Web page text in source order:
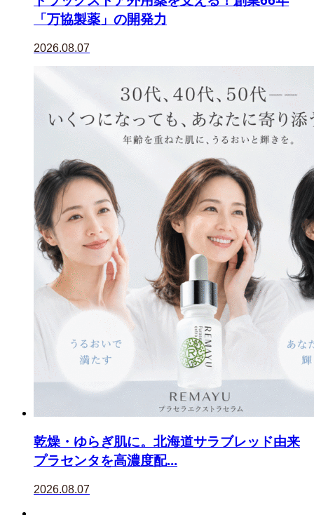
「万協製薬」の開発力
2026.08.07
乾燥・ゆらぎ肌に。北海道サラブレッド由来
プラセンタを高濃度配...
2026.08.07